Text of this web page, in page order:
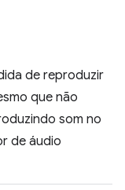
de reproduzir
que não
som no
de áudio